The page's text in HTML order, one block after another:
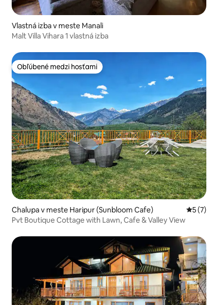
Vlastná izba v meste Manali
Malt Villa Vihara 1 vlastná izba
Obľúbené medzi hosťami
Obľúbené medzi hosťami
Chalupa v meste Haripur (Sunbloom Cafe)
5 (7)
Pvt Boutique Cottage with Lawn, Cafe & Valley View